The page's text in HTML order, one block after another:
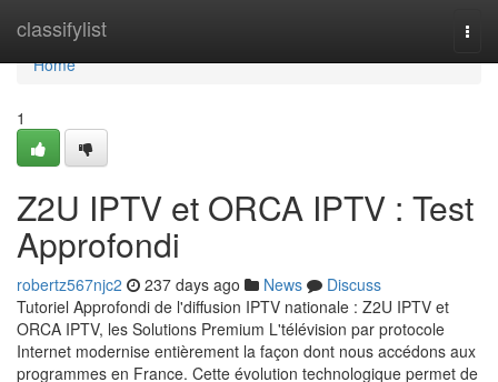
classifylist
Home
Home
1
Z2U IPTV et ORCA IPTV : Test
Approfondi
robertz567njc2 237 days ago News
Discuss
Tutoriel Approfondi de l'diffusion IPTV nationale : Z2U IPTV et
ORCA IPTV, les Solutions Premium L'télévision par protocole
Internet modernise entièrement la façon dont nous accédons aux
programmes en France. Cette évolution technologique permet de